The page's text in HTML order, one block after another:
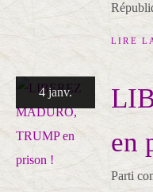
LIRE
4 janv.
en
Parti